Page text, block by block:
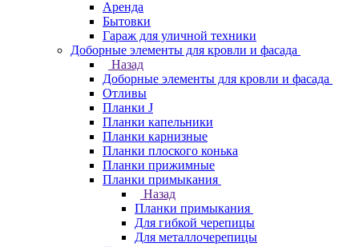
Аренда
Бытовки
Гараж для уличной техники
Доборные элементы для кровли и фасада
Назад
Доборные элементы для кровли и фасада
Отливы
Планки J
Планки капельники
Планки карнизные
Планки плоского конька
Планки прижимные
Планки примыкания
Назад
Планки примыкания
Для гибкой черепицы
Для металлочерепицы